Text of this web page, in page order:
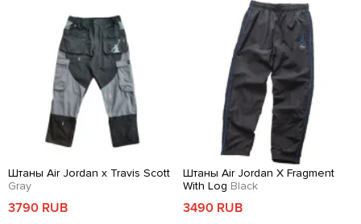
Штаны Air Jordan x Travis Scott
Gray
3790 RUB
Штаны Air Jordan X Fragment
With Log Black
3490 RUB